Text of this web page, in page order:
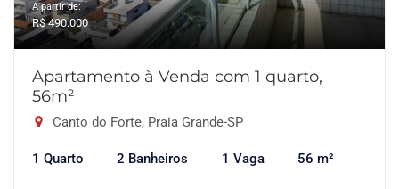
A partir de:
R$ 490.000
Apartamento à Venda com 1 quarto,
56m²
Canto do Forte, Praia Grande-SP
1 Quarto 2 Banheiros 1 Vaga 56 m²